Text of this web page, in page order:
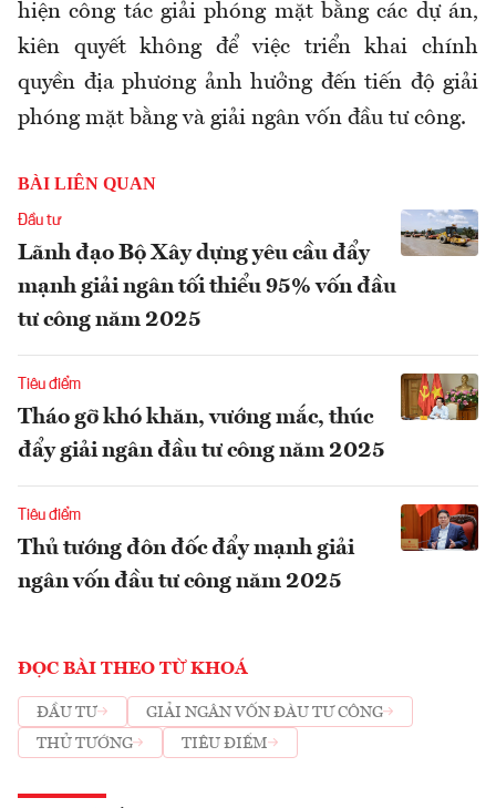
hiện công tác giải phóng mặt bằng các dự án,
kiên quyết không để việc triển khai chính
quyền địa phương ảnh hưởng đến tiến độ giải
phóng mặt bằng và giải ngân vốn đầu tư công.
BÀI LIÊN QUAN
Đầu tư
Lãnh đạo Bộ Xây dựng yêu cầu đẩy
mạnh giải ngân tối thiểu 95% vốn đầu
tư công năm 2025
Tiêu điểm
Tháo gỡ khó khăn, vướng mắc, thúc
đẩy giải ngân đầu tư công năm 2025
Tiêu điểm
Thủ tướng đôn đốc đẩy mạnh giải
ngân vốn đầu tư công năm 2025
ĐỌC BÀI THEO TỪ KHOÁ
ĐẦU TƯ
GIẢI NGÂN VỐN ĐÀU TƯ CÔNG
THỦ TƯỚNG
TIÊU ĐIỂM